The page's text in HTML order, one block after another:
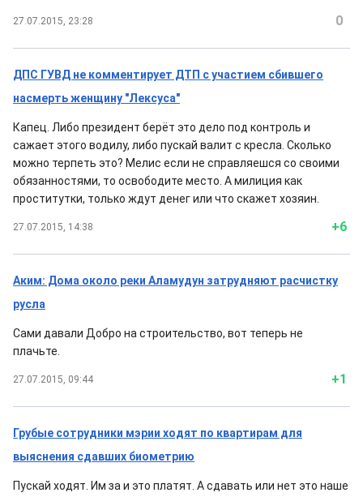
27.07.2015, 23:28 0
ДПС ГУВД не комментирует ДТП с участием сбившего
насмерть женщину "Лексуса"
Капец. Либо президент берёт это дело под контроль и
сажает этого водилу, либо пускай валит с кресла. Сколько
можно терпеть это? Мелис если не справляешся со своими
обязанностями, то освободите место. А милиция как
проститутки, только ждут денег или что скажет хозяин.
27.07.2015, 14:38 +6
Аким: Дома около реки Аламудун затрудняют расчистку
русла
Сами давали Добро на строительство, вот теперь не
плачьте.
27.07.2015, 09:44 +1
Грубые сотрудники мэрии ходят по квартирам для
выяснения сдавших биометрию
Пускай ходят. Им за и это платят. А сдавать или нет это наше